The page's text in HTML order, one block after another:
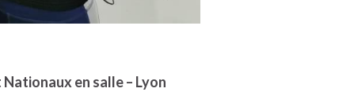
en salle – Lyon